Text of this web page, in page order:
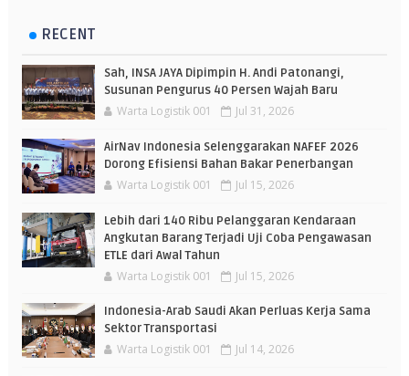
RECENT
Sah, INSA JAYA Dipimpin H. Andi Patonangi,
Susunan Pengurus 40 Persen Wajah Baru
Warta Logistik 001 Jul 31, 2026
AirNav Indonesia Selenggarakan NAFEF 2026
Dorong Efisiensi Bahan Bakar Penerbangan
Warta Logistik 001 Jul 15, 2026
Lebih dari 140 Ribu Pelanggaran Kendaraan
Angkutan Barang Terjadi Uji Coba Pengawasan
ETLE dari Awal Tahun
Warta Logistik 001 Jul 15, 2026
Indonesia-Arab Saudi Akan Perluas Kerja Sama
Sektor Transportasi
Warta Logistik 001 Jul 14, 2026